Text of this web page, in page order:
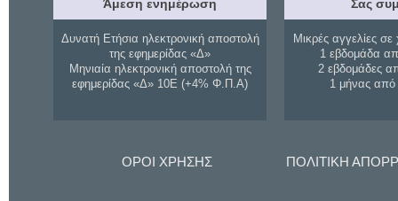
Άμεση ενημέρωση
Δυνατή Ετήσια ηλεκτρονική αποστολή
της εφημερίδας «Δ»
Μηνιαία ηλεκτρονική αποστολή της
εφημερίδας «Δ» 10Ε (+4% Φ.Π.Α)
Σας
Μικρές αγγελίες σε
1 εβδομάδα
2 εβδομάδες
1 μήνας
ΟΡΟΙ ΧΡΗΣΗΣ ΠΟΛΙΤΙΚΗ